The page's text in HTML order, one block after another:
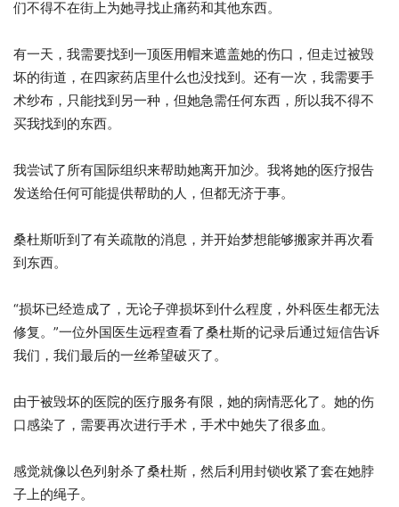
们不得不在街上为她寻找止痛药和其他东西。
有一天，我需要找到一顶医用帽来遮盖她的伤口，但走过被毁
坏的街道，在四家药店里什么也没找到。还有一次，我需要手
术纱布，只能找到另一种，但她急需任何东西，所以我不得不
买我找到的东西。
我尝试了所有国际组织来帮助她离开加沙。我将她的医疗报告
发送给任何可能提供帮助的人，但都无济于事。
桑杜斯听到了有关疏散的消息，并开始梦想能够搬家并再次看
到东西。
“损坏已经造成了，无论子弹损坏到什么程度，外科医生都无法
修复。”一位外国医生远程查看了桑杜斯的记录后通过短信告诉
我们，我们最后的一丝希望破灭了。
由于被毁坏的医院的医疗服务有限，她的病情恶化了。她的伤
口感染了，需要再次进行手术，手术中她失了很多血。
感觉就像以色列射杀了桑杜斯，然后利用封锁收紧了套在她脖
子上的绳子。